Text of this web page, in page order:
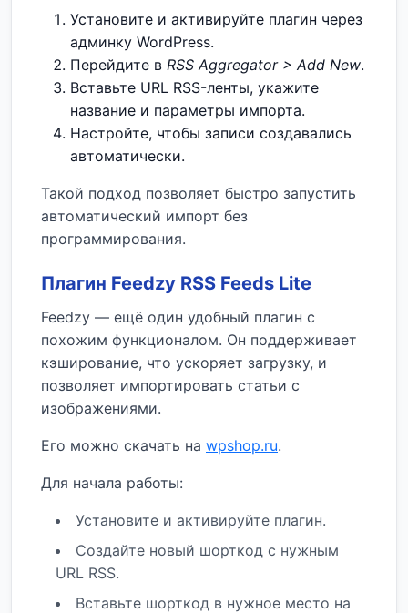
Установите и активируйте плагин через
админку WordPress.
Перейдите в RSS Aggregator > Add New.
Вставьте URL RSS-ленты, укажите
название и параметры импорта.
Настройте, чтобы записи создавались
автоматически.
Такой подход позволяет быстро запустить
автоматический импорт без
программирования.
Плагин Feedzy RSS Feeds Lite
Feedzy — ещё один удобный плагин с
похожим функционалом. Он поддерживает
кэширование, что ускоряет загрузку, и
позволяет импортировать статьи с
изображениями.
Его можно скачать на wpshop.ru.
Для начала работы:
Установите и активируйте плагин.
Создайте новый шорткод с нужным
URL RSS.
Вставьте шорткод в нужное место на